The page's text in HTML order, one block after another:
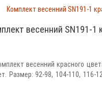
весенний SN191-1
весенний красного
Размер: 92-98, 104-110, 116-